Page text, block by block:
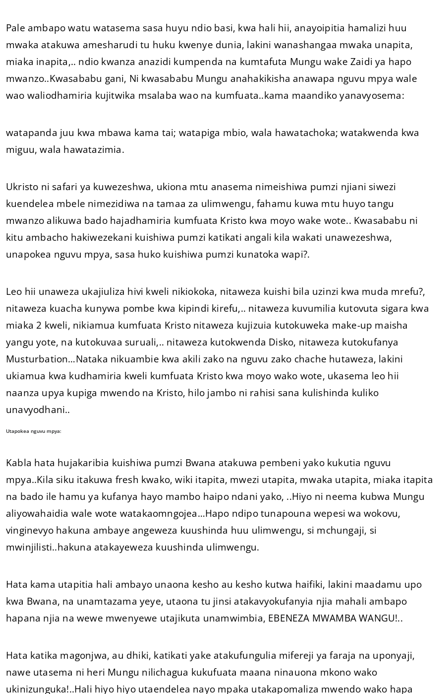
Pale ambapo watu watasema sasa huyu ndio basi, kwa hali hii, anayoipitia hamalizi huu
mwaka atakuwa amesharudi tu huku kwenye dunia, lakini wanashangaa mwaka unapita,
miaka inapita,.. ndio kwanza anazidi kumpenda na kumtafuta Mungu wake Zaidi ya hapo
mwanzo..Kwasababu gani, Ni kwasababu Mungu anahakikisha anawapa nguvu mpya wale
wao waliodhamiria kujitwika msalaba wao na kumfuata..kama maandiko yanavyosema:
watapanda juu kwa mbawa kama tai; watapiga mbio, wala hawatachoka; watakwenda kwa
miguu, wala hawatazimia.
Ukristo ni safari ya kuwezeshwa, ukiona mtu anasema nimeishiwa pumzi njiani siwezi
kuendelea mbele nimezidiwa na tamaa za ulimwengu, fahamu kuwa mtu huyo tangu
mwanzo alikuwa bado hajadhamiria kumfuata Kristo kwa moyo wake wote.. Kwasababu ni
kitu ambacho hakiwezekani kuishiwa pumzi katikati angali kila wakati unawezeshwa,
unapokea nguvu mpya, sasa huko kuishiwa pumzi kunatoka wapi?.
Leo hii unaweza ukajiuliza hivi kweli nikiokoka, nitaweza kuishi bila uzinzi kwa muda mrefu?,
nitaweza kuacha kunywa pombe kwa kipindi kirefu,.. nitaweza kuvumilia kutovuta sigara kwa
miaka 2 kweli, nikiamua kumfuata Kristo nitaweza kujizuia kutokuweka make-up maisha
yangu yote, na kutokuvaa suruali,.. nitaweza kutokwenda Disko, nitaweza kutokufanya
Musturbation…Nataka nikuambie kwa akili zako na nguvu zako chache hutaweza, lakini
ukiamua kwa kudhamiria kweli kumfuata Kristo kwa moyo wako wote, ukasema leo hii
naanza upya kupiga mwendo na Kristo, hilo jambo ni rahisi sana kulishinda kuliko
unavyodhani..
Utapokea nguvu mpya:
Kabla hata hujakaribia kuishiwa pumzi Bwana atakuwa pembeni yako kukutia nguvu
mpya..Kila siku itakuwa fresh kwako, wiki itapita, mwezi utapita, mwaka utapita, miaka itapita
na bado ile hamu ya kufanya hayo mambo haipo ndani yako, ..Hiyo ni neema kubwa Mungu
aliyowahaidia wale wote watakaomngojea…Hapo ndipo tunapouna wepesi wa wokovu,
vinginevyo hakuna ambaye angeweza kuushinda huu ulimwengu, si mchungaji, si
mwinjilisti..hakuna atakayeweza kuushinda ulimwengu.
Hata kama utapitia hali ambayo unaona kesho au kesho kutwa haifiki, lakini maadamu upo
kwa Bwana, na unamtazama yeye, utaona tu jinsi atakavyokufanyia njia mahali ambapo
hapana njia na wewe mwenyewe utajikuta unamwimbia, EBENEZA MWAMBA WANGU!..
Hata katika magonjwa, au dhiki, katikati yake atakufungulia mifereji ya faraja na uponyaji,
nawe utasema ni heri Mungu nilichagua kukufuata maana ninauona mkono wako
ukinizunguka!..Hali hiyo hiyo utaendelea nayo mpaka utakapomaliza mwendo wako hapa